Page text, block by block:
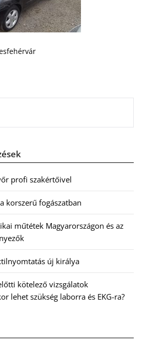
profi szakértőivel
korszerű fogászatban
műtétek Magyarországon és az
új királya
kötelező vizsgálatok
lehet szükség laborra és EKG-ra?